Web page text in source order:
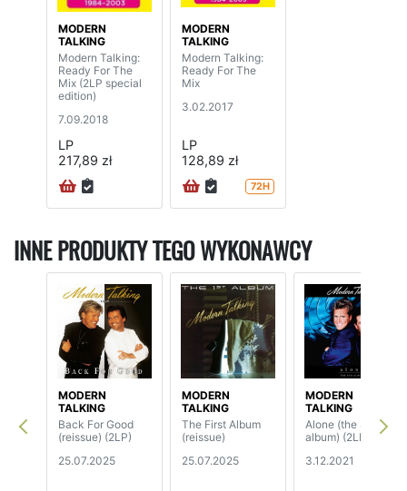
MODERN
TALKING
Modern Talking:
Ready For The
Mix (2LP special
edition)
7.09.2018
LP
217,89 zł
MODERN
TALKING
Modern Talking:
Ready For The
Mix
3.02.2017
LP
128,89 zł
72H
INNE PRODUKTY TEGO WYKONAWCY
MODERN
TALKING
Back For Good
(reissue) (2LP)
25.07.2025
MODERN
TALKING
The First Album
(reissue)
25.07.2025
MODERN
TALKING
Alone (the 8th
album) (2LP)
3.12.2021